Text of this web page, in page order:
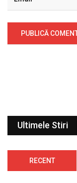
Ultimele Stiri
RECENT